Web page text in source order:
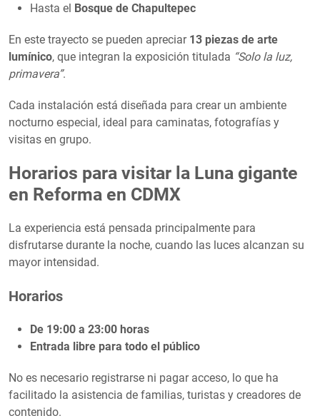
Hasta el Bosque de Chapultepec
En este trayecto se pueden apreciar 13 piezas de arte
lumínico, que integran la exposición titulada “Solo la luz,
primavera”.
Cada instalación está diseñada para crear un ambiente
nocturno especial, ideal para caminatas, fotografías y
visitas en grupo.
Horarios para visitar la Luna gigante
en Reforma en CDMX
La experiencia está pensada principalmente para
disfrutarse durante la noche, cuando las luces alcanzan su
mayor intensidad.
Horarios
De 19:00 a 23:00 horas
Entrada libre para todo el público
No es necesario registrarse ni pagar acceso, lo que ha
facilitado la asistencia de familias, turistas y creadores de
contenido.